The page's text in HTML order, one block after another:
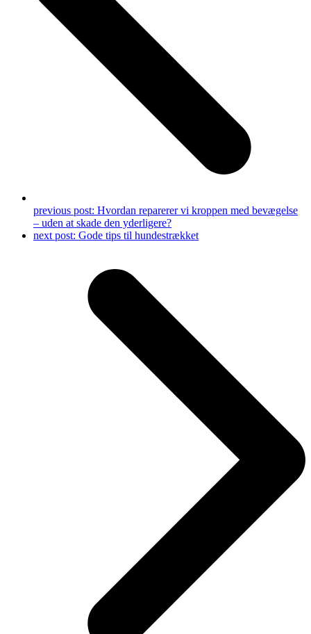
previous post: Hvordan reparerer vi kroppen med bevægelse
– uden at skade den yderligere?
next post: Gode tips til hundestrækket